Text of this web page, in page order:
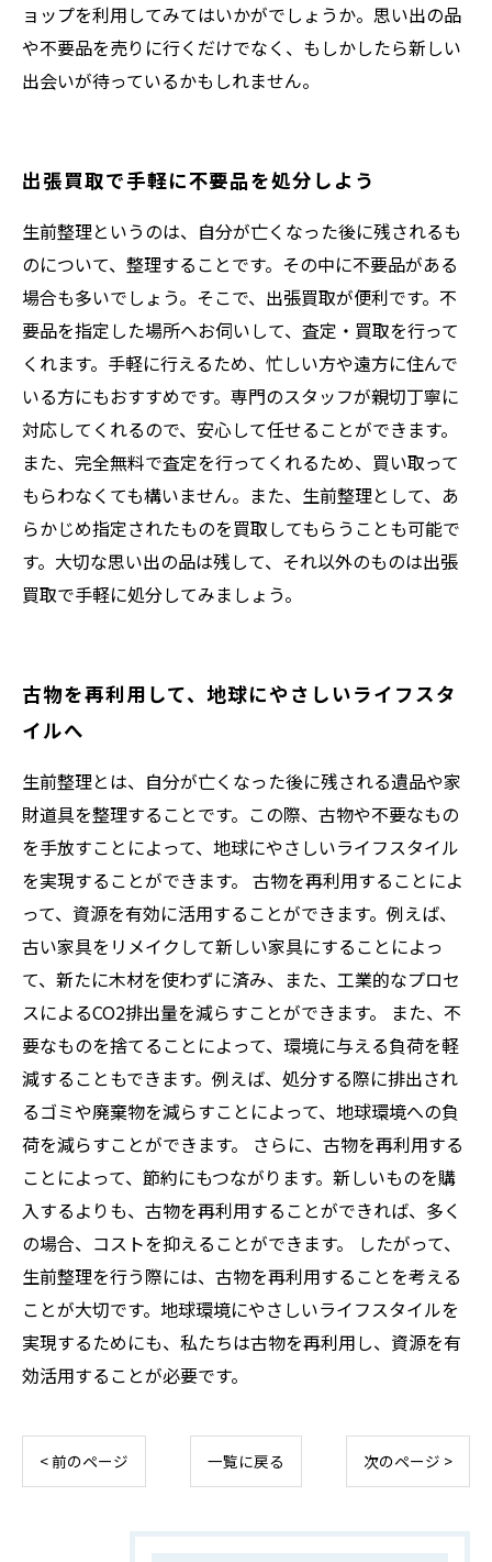
ョップを利用してみてはいかがでしょうか。思い出の品
や不要品を売りに行くだけでなく、もしかしたら新しい
出会いが待っているかもしれません。
出張買取で手軽に不要品を処分しよう
生前整理というのは、自分が亡くなった後に残されるも
のについて、整理することです。その中に不要品がある
場合も多いでしょう。そこで、出張買取が便利です。不
要品を指定した場所へお伺いして、査定・買取を行って
くれます。手軽に行えるため、忙しい方や遠方に住んで
いる方にもおすすめです。専門のスタッフが親切丁寧に
対応してくれるので、安心して任せることができます。
また、完全無料で査定を行ってくれるため、買い取って
もらわなくても構いません。また、生前整理として、あ
らかじめ指定されたものを買取してもらうことも可能で
す。大切な思い出の品は残して、それ以外のものは出張
買取で手軽に処分してみましょう。
古物を再利用して、地球にやさしいライフスタ
イルへ
生前整理とは、自分が亡くなった後に残される遺品や家
財道具を整理することです。この際、古物や不要なもの
を手放すことによって、地球にやさしいライフスタイル
を実現することができます。 古物を再利用することによ
って、資源を有効に活用することができます。例えば、
古い家具をリメイクして新しい家具にすることによっ
て、新たに木材を使わずに済み、また、工業的なプロセ
スによるCO2排出量を減らすことができます。 また、不
要なものを捨てることによって、環境に与える負荷を軽
減することもできます。例えば、処分する際に排出され
るゴミや廃棄物を減らすことによって、地球環境への負
荷を減らすことができます。 さらに、古物を再利用する
ことによって、節約にもつながります。新しいものを購
入するよりも、古物を再利用することができれば、多く
の場合、コストを抑えることができます。 したがって、
生前整理を行う際には、古物を再利用することを考える
ことが大切です。地球環境にやさしいライフスタイルを
実現するためにも、私たちは古物を再利用し、資源を有
効活用することが必要です。
< 前のページ 一覧に戻る 次のページ >